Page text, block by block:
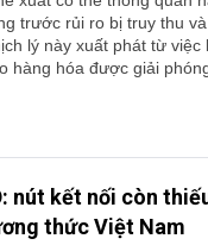
trước rủi ro bị truy thu
lý này xuất phát từ việc
hàng hóa được giải
nút kết nối còn
thức Việt Nam